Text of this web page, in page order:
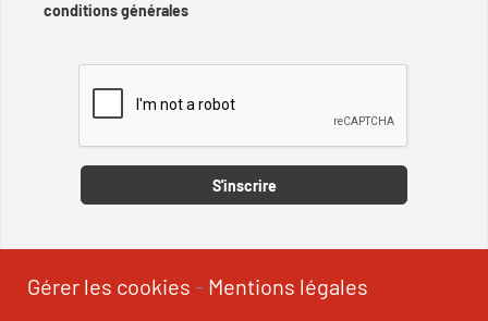
conditions générales
S'inscrire
Gérer les cookies - Mentions légales